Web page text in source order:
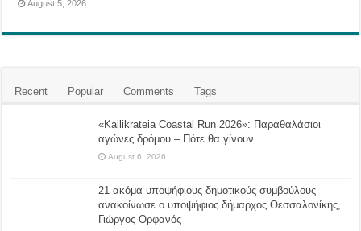
August 5, 2026
Recent Popular Comments Tags
«Kallikrateia Coastal Run 2026»: Παραθαλάσιοι
αγώνες δρόμου – Πότε θα γίνουν
August 6, 2026
21 ακόμα υποψήφιους δημοτικούς συμβούλους
ανακοίνωσε ο υποψήφιος δήμαρχος Θεσσαλονίκης,
Γιώργος Ορφανός